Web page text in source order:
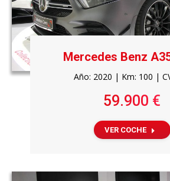
Mercedes Benz
Año: 2020 | Km: 100 |
59.900 €
VER COCHE